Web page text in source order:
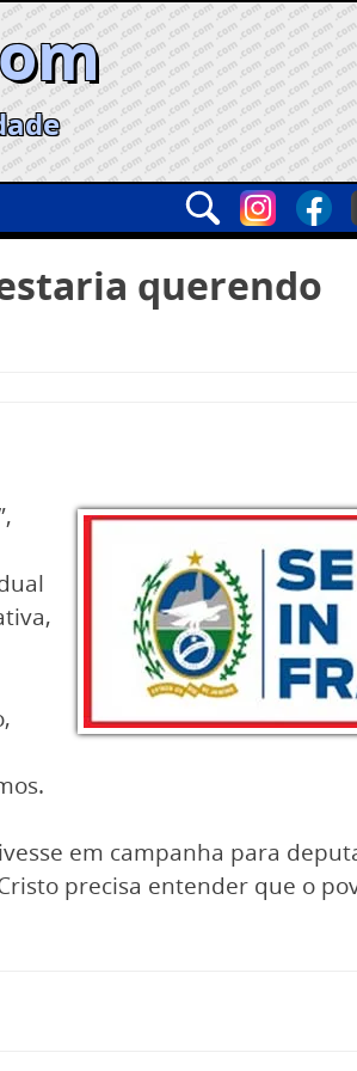
querendo
em campanha para
precisa entender que o